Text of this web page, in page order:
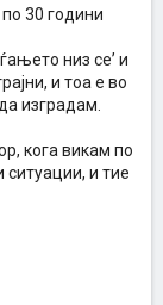
30 години
низ се’ и
и тоа е во
изградам.
кога викам по
и тие